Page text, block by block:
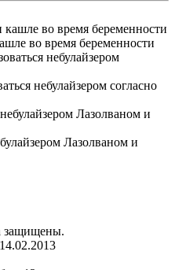
во время беременности
небулайзером согласно
Лазолваном и
защищены.